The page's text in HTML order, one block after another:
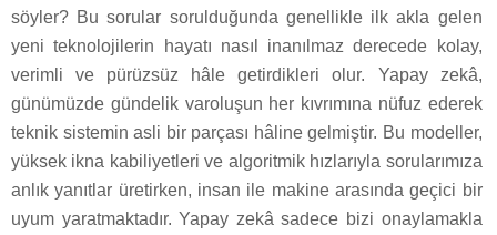
söyler? Bu sorular sorulduğunda genellikle ilk akla gelen
yeni teknolojilerin hayatı nasıl inanılmaz derecede kolay,
verimli ve pürüzsüz hâle getirdikleri olur. Yapay zekâ,
günümüzde gündelik varoluşun her kıvrımına nüfuz ederek
teknik sistemin asli bir parçası hâline gelmiştir. Bu modeller,
yüksek ikna kabiliyetleri ve algoritmik hızlarıyla sorularımıza
anlık yanıtlar üretirken, insan ile makine arasında geçici bir
uyum yaratmaktadır. Yapay zekâ sadece bizi onaylamakla